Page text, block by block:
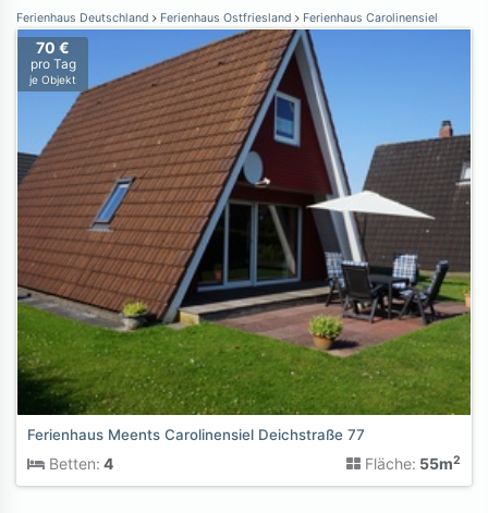
Ferienhaus Deutschland Ferienhaus Ostfriesland Ferienhaus Carolinensiel
70 €
pro Tag
je Objekt
Ferienhaus Meents Carolinensiel Deichstraße 77
Betten: 4 Fläche: 55m2